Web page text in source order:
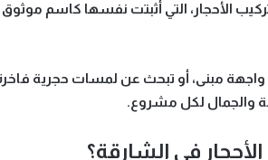
الأحجار ، التي أثبتت نفسها كاسم موثوق
واجهة مبنى، أو تبحث عن لمسات حجرية
والجمال لكل مشروع.
في الشارقة؟